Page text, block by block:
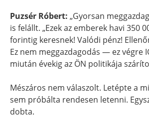
Puzsér Róbert: „Gyorsan
is felállt. „Ezek az emberek havi 350
forintig keresnek! Valódi pénz!
Ez nem meggazdagodás — ez végre
miután évekig az ÖN politikája
Mészáros nem válaszolt. Letépte a
sem próbálta rendesen letenni.
dobta.